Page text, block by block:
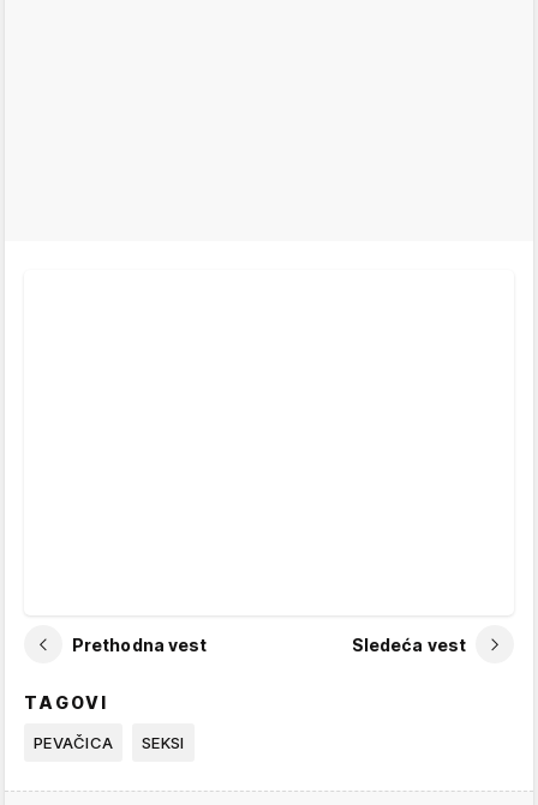
Prethodna vest Sledeća vest
TAGOVI
PEVAČICA SEKSI